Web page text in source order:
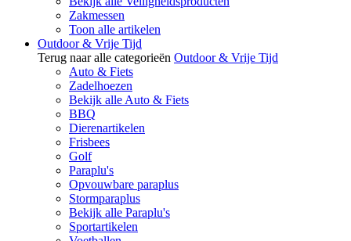
Zakmessen
Toon alle artikelen
Outdoor & Vrije Tijd
Terug naar alle categorieën Outdoor & Vrije Tijd
Auto & Fiets
Zadelhoezen
Bekijk alle Auto & Fiets
BBQ
Dierenartikelen
Frisbees
Golf
Paraplu's
Opvouwbare paraplus
Stormparaplus
Bekijk alle Paraplu's
Sportartikelen